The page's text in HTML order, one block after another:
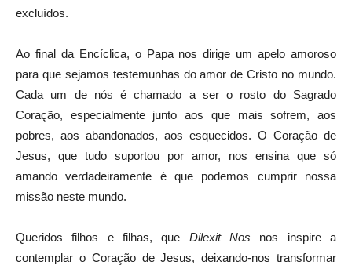
excluídos.
Ao final da Encíclica, o Papa nos dirige um apelo amoroso
para que sejamos testemunhas do amor de Cristo no mundo.
Cada um de nós é chamado a ser o rosto do Sagrado
Coração, especialmente junto aos que mais sofrem, aos
pobres, aos abandonados, aos esquecidos. O Coração de
Jesus, que tudo suportou por amor, nos ensina que só
amando verdadeiramente é que podemos cumprir nossa
missão neste mundo.
Queridos filhos e filhas, que Dilexit Nos nos inspire a
contemplar o Coração de Jesus, deixando-nos transformar